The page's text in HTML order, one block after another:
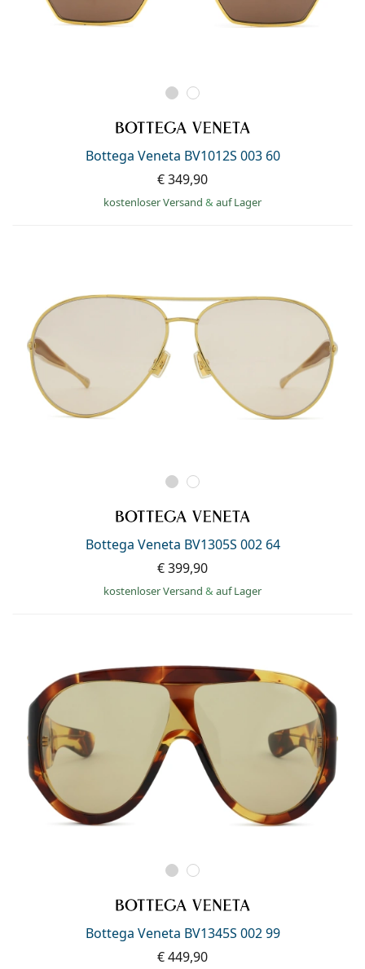
Bottega Veneta BV1012S 003 60
€ 349,90
kostenloser Versand & auf Lager
Bottega Veneta BV1305S 002 64
€ 399,90
kostenloser Versand & auf Lager
Bottega Veneta BV1345S 002 99
€ 449,90